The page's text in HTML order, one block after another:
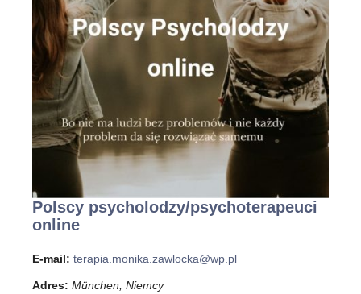
Polscy psycholodzy/psychoterapeuci
online
E-mail: terapia.monika.zawlocka@wp.pl
Adres: München, Niemcy